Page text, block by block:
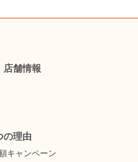
店舗情報
の理由
キャンペーン